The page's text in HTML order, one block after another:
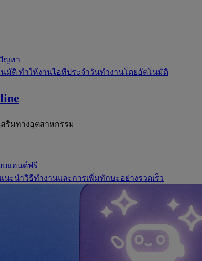
ญหา
นมัติ ทำให้งานไอทีประจำวันทำงานโดยอัตโนมัติ
ริมทางอุตสาหกรรม
บแฮนด์ฟรี
นะนำวิธีทำงานและการเพิ่มทักษะอย่างรวดเร็ว